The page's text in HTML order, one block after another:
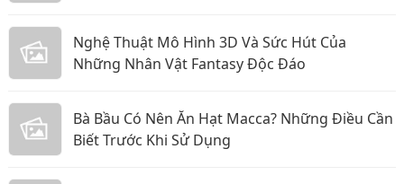
Nghệ Thuật Mô Hình 3D Và Sức Hút Của
Những Nhân Vật Fantasy Độc Đáo
Bà Bầu Có Nên Ăn Hạt Macca? Những Điều Cần
Biết Trước Khi Sử Dụng